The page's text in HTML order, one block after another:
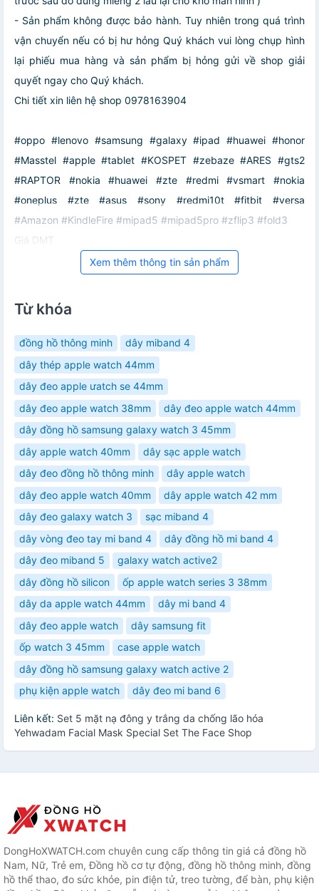
- Sản phẩm không được bảo hành. Tuy nhiên trong quá trình
vận chuyển nếu có bị hư hỏng Quý khách vui lòng chụp hình
lại phiếu mua hàng và sản phẩm bị hỏng gửi về shop giải
quyết ngay cho Quý khách.
Chi tiết xin liên hệ shop 0978163904
#oppo #lenovo #samsung #galaxy #ipad #huawei #honor
#Masstel #apple #tablet #KOSPET #zebaze #ARES #gts2
#RAPTOR #nokia #huawei #zte #redmi #vsmart #nokia
#oneplus #zte #asus #sony #redmi10t #fitbit #versa
#Amazon #KindleFire #mipad5 #mipad5pro #zflip3 #fold3
Giá DMT
Xem thêm thông tin sản phẩm
Từ khóa
đồng hồ thông minh
dây miband 4
dây thép apple watch 44mm
dây đeo apple ưatch se 44mm
dây đeo apple watch 38mm
dây đeo apple watch 44mm
dây đồng hồ samsung galaxy watch 3 45mm
dây apple watch 40mm
dây sạc apple watch
dây đeo đồng hồ thông minh
dây apple watch
dây đeo apple watch 40mm
dây apple watch 42 mm
dây đeo galaxy watch 3
sạc miband 4
dây vòng đeo tay mi band 4
dây đồng hồ mi band 4
dây đeo miband 5
galaxy watch active2
dây đồng hồ silicon
ốp apple watch series 3 38mm
dây da apple watch 44mm
dây mi band 4
dây đeo apple watch
dây samsung fit
ốp watch 3 45mm
case apple watch
dây đồng hồ samsung galaxy watch active 2
phụ kiện apple watch
dây đeo mi band 6
Liên kết: Set 5 mặt nạ đông y trắng da chống lão hóa
Yehwadam Facial Mask Special Set The Face Shop
DongHoXWATCH.com chuyên cung cấp thông tin giá cả đồng hồ
Nam, Nữ, Trẻ em, Đồng hồ cơ tự động, đồng hồ thông minh, đồng
hồ thể thao, đo sức khỏe, pin điện tử, treo tường, để bàn, phụ kiện